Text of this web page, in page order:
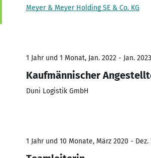
Meyer & Meyer Holding SE & Co. KG
1 Jahr und 1 Monat, Jan. 2022 - Jan. 2023
Kaufmännischer
Duni Logistik GmbH
1 Jahr und 10 Monate, März 2020 - Dez.